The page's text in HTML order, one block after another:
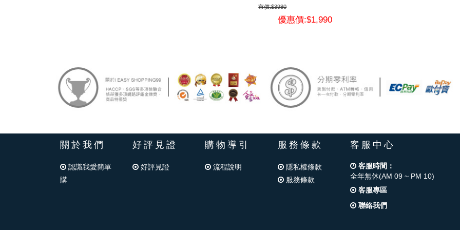
市價:$3980
優惠價:$1,990
關於我們
認識我愛簡單
購
好評見證
好評見證
購物導引
流程說明
服務條款
隱私權條款
服務條款
客服中心
客服時間：
全年無休(AM 09 ~ PM 10)
客服專區
聯絡我們